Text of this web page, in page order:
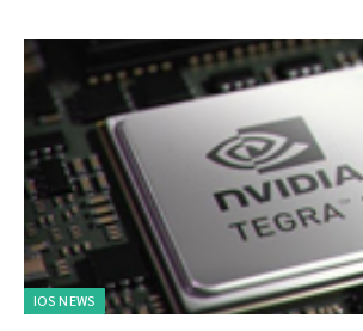
IOS NEWS